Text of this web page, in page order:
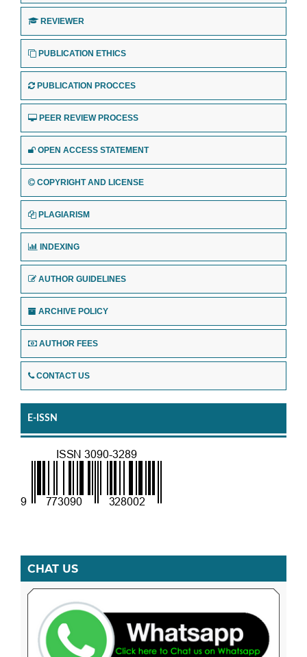
REVIEWER
PUBLICATION ETHICS
PUBLICATION PROCCES
PEER REVIEW PROCESS
OPEN ACCESS STATEMENT
COPYRIGHT AND LICENSE
PLAGIARISM
INDEXING
AUTHOR GUIDELINES
ARCHIVE POLICY
AUTHOR FEES
CONTACT US
E-ISSN
CHAT US